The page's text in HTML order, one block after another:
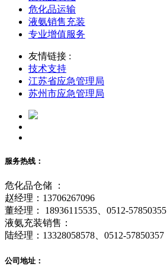
危化品运输
液氨销售充装
专业增值服务
友情链接 :
技术支持
江苏省应急管理局
苏州市应急管理局
服务热线：
危化品仓储 ：
赵经理：13706267096
董经理： 18936115535、0512-57850355
液氨充装销售：
陆经理：13328058578、0512-57850357
公司地址：